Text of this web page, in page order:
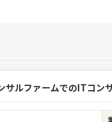
ルファームでのITコン